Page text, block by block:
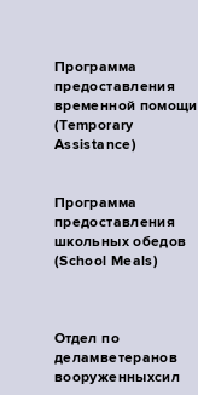
Программа
предоставления
временной помощи
(Temporary
Assistance)
Программа
предоставления
школьных обедов
(School Meals)
Отдел по
деламветеранов
вооруженныхсил